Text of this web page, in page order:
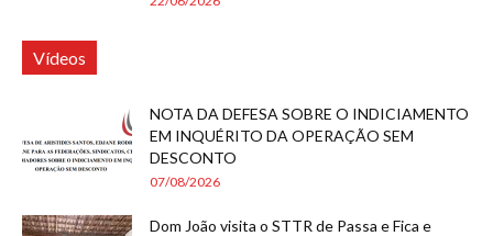
Vídeos
NOTA DA DEFESA SOBRE O INDICIAMENTO
EM INQUÉRITO DA OPERAÇÃO SEM
DESCONTO
07/08/2026
Dom João visita o STTR de Passa e Fica e